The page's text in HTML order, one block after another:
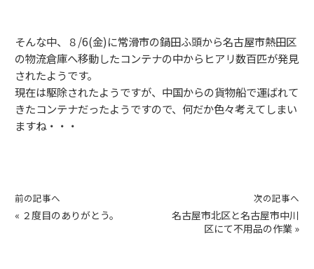
そんな中、８/6(金)に常滑市の鍋田ふ頭から名古屋市熱田区
の物流倉庫へ移動したコンテナの中からヒアリ数百匹が発見
されたようです。
現在は駆除されたようですが、中国からの貨物船で運ばれて
きたコンテナだったようですので、何だか色々考えてしまい
ますね・・・
前の記事へ
« ２度目のありがとう。
次の記事へ
名古屋市北区と名古屋市中川
区にて不用品の作業 »